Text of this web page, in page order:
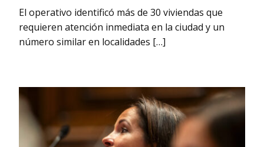
El operativo identificó más de 30 viviendas que
requieren atención inmediata en la ciudad y un
número similar en localidades […]